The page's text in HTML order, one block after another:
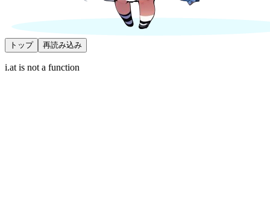
トップ 再読み込み
i.at is not a function